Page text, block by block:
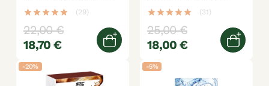
complexe dynamisant ginseng et
gingembre
star star star star star (29)
22,00 €
18,70 €
Quick view
la puissance musculaire
star star star star star (31)
25,00 €
18,00 €
-20% -5%